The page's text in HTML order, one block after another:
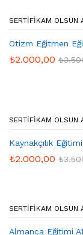
SERTIFIKAM OLSUN
Otizm Eğitmen
₺2.000,00 ₺
SERTIFIKAM OLSUN
Kaynakçılık
₺2.000,00 ₺
SERTIFIKAM OLSUN
Almanca Eğitimi